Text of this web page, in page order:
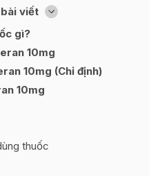
viết [
Ẩn
gì?
10mg
10mg (Chỉ định)
10mg
thuốc